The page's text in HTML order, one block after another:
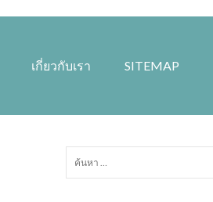
เกี่ยวกับเรา SITEMAP